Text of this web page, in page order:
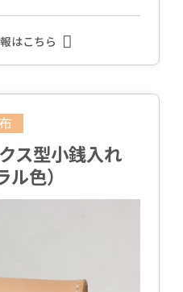
はこちら
ス型小銭入れ
色）